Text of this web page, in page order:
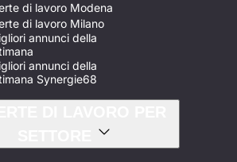
di lavoro Modena
di lavoro Milano
annunci della
annunci della
Synergie68